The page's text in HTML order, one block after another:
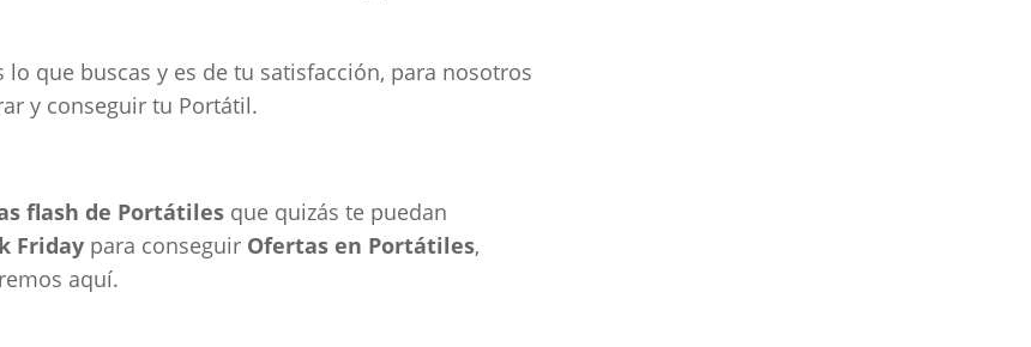
que buscas y es de tu satisfacción, para nosotros
y conseguir tu Portátil.
flash de Portátiles que quizás te puedan
Friday para conseguir Ofertas en Portátiles,
aquí.